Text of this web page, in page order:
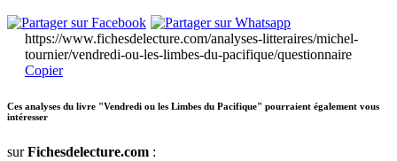
https://www.fichesdelecture.com/analyses-litteraires/michel-
tournier/vendredi-ou-les-limbes-du-pacifique/questionnaire
Copier
Ces analyses du livre "Vendredi ou les Limbes du Pacifique" pourraient également vous
intéresser
surFichesdelecture.com :